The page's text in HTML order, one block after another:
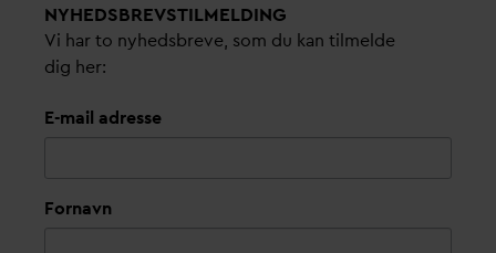
NYHEDSBREVS­TILMELDING
Vi har to nyhedsbreve, som du kan tilmelde
dig her:
E-mail adresse
Fornavn